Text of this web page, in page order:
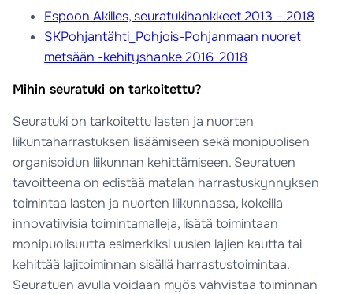
Espoon Akilles, seuratukihankkeet 2013 – 2018
SKPohjantähti_Pohjois-Pohjanmaan nuoret
metsään -kehityshanke 2016-2018
Mihin seuratuki on tarkoitettu?
Seuratuki on tarkoitettu lasten ja nuorten
liikuntaharrastuksen lisäämiseen sekä monipuolisen
organisoidun liikunnan kehittämiseen. Seuratuen
tavoitteena on edistää matalan harrastuskynnyksen
toimintaa lasten ja nuorten liikunnassa, kokeilla
innovatiivisia toimintamalleja, lisätä toimintaan
monipuolisuutta esimerkiksi uusien lajien kautta tai
kehittää lajitoiminnan sisällä harrastustoimintaa.
Seuratuen avulla voidaan myös vahvistaa toiminnan